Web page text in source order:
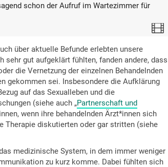
schon der Aufruf im Wartezimmer für
über aktuelle Befunde erlebten unsere
sehr gut aufgeklärt fühlten, fanden andere, dass
die Vernetzung der einzelnen Behandelnden
gekommen sei. Insbesondere die Aufklärung
auf das Sexualleben und die
(siehe auch „Partnerschaft und
wenn ihre behandelnden Ärzt*innen sich
Therapie diskutierten oder gar stritten (siehe
medizinische System, in dem immer weniger
zu kurz komme. Dabei fühlten sich